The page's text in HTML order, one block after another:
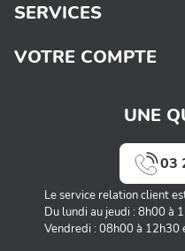
UNE
03
Le service relation client
Du lundi au jeudi : 8h00 à
Vendredi : 08h00 à 12h30
SERVICES
VOTRE COMPTE